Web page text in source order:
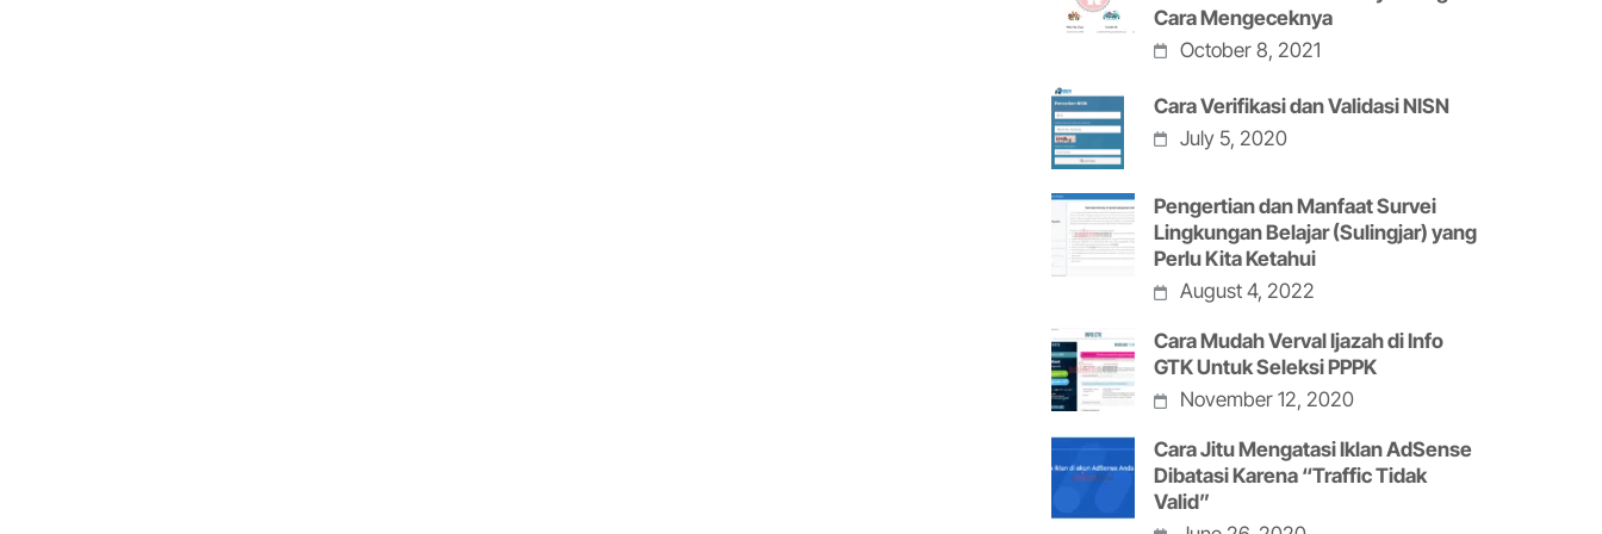
Cara Mengeceknya
October 8, 2021
Cara Verifikasi dan Validasi NISN
July 5, 2020
Pengertian dan Manfaat Survei
Lingkungan Belajar (Sulingjar) yang
Perlu Kita Ketahui
August 4, 2022
Cara Mudah Verval Ijazah di Info
GTK Untuk Seleksi PPPK
November 12, 2020
Cara Jitu Mengatasi Iklan AdSense
Dibatasi Karena “Traffic Tidak
Valid”